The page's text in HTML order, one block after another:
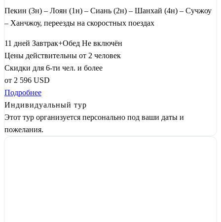
Пекин (3н) – Лоян (1н) – Сиань (2н) – Шанхай (4н) – Сучжоу
– Ханчжоу, переезды на скоростных поездах
11 дней Завтрак+Обед Не включён
Цены действительны от 2 человек
Скидки для 6-ти чел. и более
от 2 596 USD
Подробнее
Индивидуальный тур
Этот тур организуется персонально под ваши даты и
пожелания.